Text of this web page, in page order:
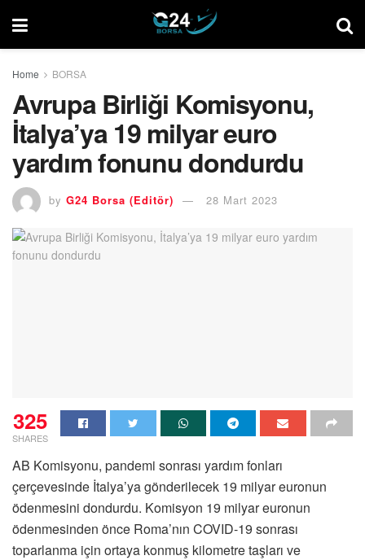
Home BORSA
Avrupa Birliği Komisyonu,
İtalya’ya 19 milyar euro
yardım fonunu dondurdu
by G24 Borsa (Editör) 28 Mart 2023
325
SHARES
AB Komisyonu, pandemi sonrası yardım fonları
çerçevesinde İtalya’ya gönderilecek 19 milyar euronun
ödenmesini dondurdu. Komisyon 19 milyar euronun
ödenmesinden önce Roma’nın COVID-19 sonrası
toparlanma için ortaya konmuş kilometre taşları ve